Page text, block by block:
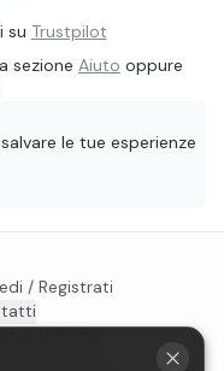
su Trustpilot
sezione Aiuto oppure
le tue esperienze
/ Registrati